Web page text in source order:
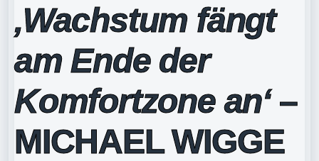
‚Wachstum fängt
am Ende der
Komfortzone an‘–
MICHAEL WIGGE